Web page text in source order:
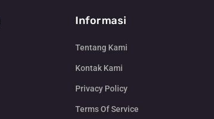
Informasi
Tentang Kami
Kontak Kami
Privacy Policy
Terms Of Service